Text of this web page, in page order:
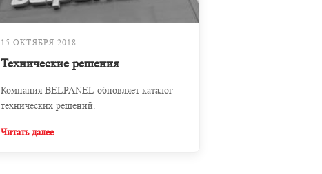
15 ОКТЯБРЯ 2018
Технические решения
Компания BELPANEL обновляет каталог
технических решений.
Читать далее